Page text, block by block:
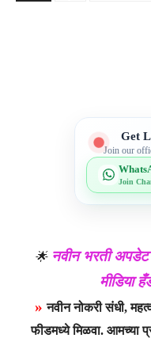
Get
Join our
Join
🌟नवीन भरती अपडेट
मीडिया
»नवीन नोकरी संधी,
फीडमध्ये मिळवा. आमच्या